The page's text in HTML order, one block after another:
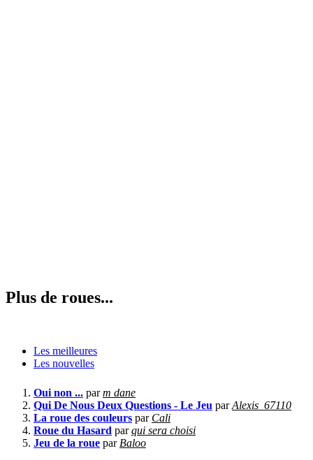
Plus de roues...
Les meilleures
Les nouvelles
Oui non ... parm dane
Qui De Nous Deux Questions - Le Jeu parAlexis_67110
La roue des couleurs par Cali
Roue du Hasard parqui sera choisi
Jeu de la roue par Baloo